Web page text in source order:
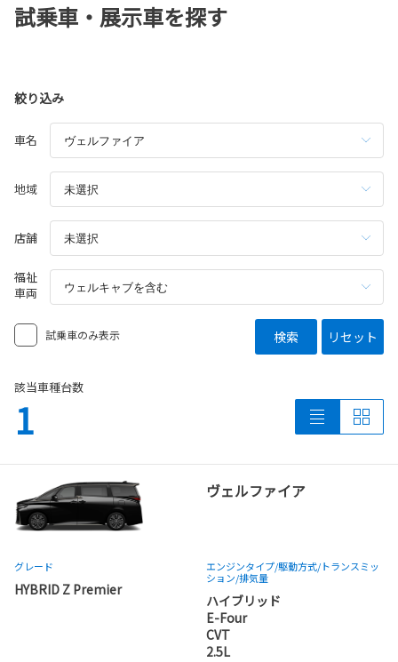
試乗車・展示車を探す
絞り込み
車名
地域
店舗
福祉
車両
試乗車のみ表示 検索 リセット
該当車種台数
1
ヴェルファイア
グレード
HYBRID Z Premier
エンジンタイプ/駆動方式/トランスミッ
ション/排気量
ハイブリッド
E-Four
CVT
2.5L